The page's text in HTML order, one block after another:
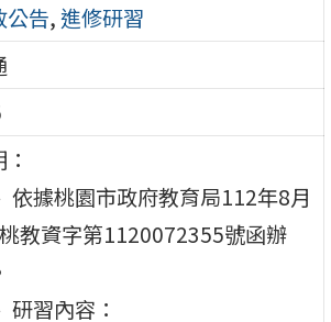
公告,進修研習
依據桃園市政府教育局112年8月
教資字第1120072355號函辦
研習內容：